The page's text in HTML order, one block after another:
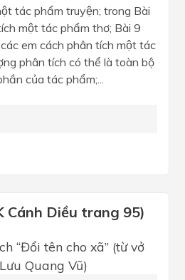
tác phẩm truyện; trong Bài
một tác phẩm thơ; Bài 9
em cách phân tích một tác
phân tích có thể là toàn bộ
của tác phẩm;...
Cánh Diều trang 95)
“Đổi tên cho xã” (từ vở
Quang Vũ)